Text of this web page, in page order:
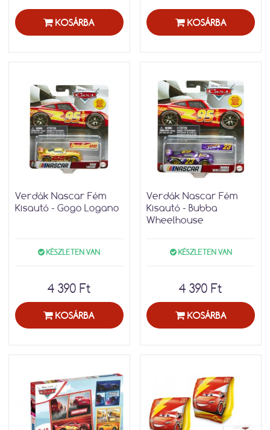
KOSÁRBA KOSÁRBA
Verdák Nascar Fém
Kisautó - Gogo Logano
KÉSZLETEN VAN
4 390 Ft
KOSÁRBA
Verdák Nascar Fém
Kisautó - Bubba
Wheelhouse
KÉSZLETEN VAN
4 390 Ft
KOSÁRBA